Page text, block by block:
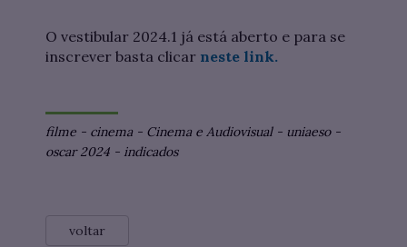
O vestibular 2024.1 já está aberto e para se
inscrever basta clicar neste link.
filme - cinema - Cinema e Audiovisual- uniaeso-
oscar 2024 - indicados
voltar